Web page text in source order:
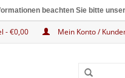
- €0,00 Mein Konto /
beachten Sie bitte